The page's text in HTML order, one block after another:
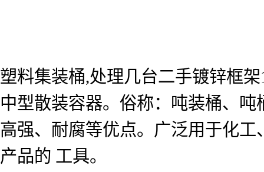
塑料集装桶,处理几台二手镀锌框
中型散装容器。俗称：吨装桶、
高强、耐腐等优点。广泛用于化
产品的 工具。